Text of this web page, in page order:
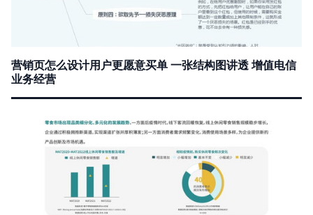
营销页怎么设计用户更愿意买单 一张结构图讲透 增值电信
业务经营